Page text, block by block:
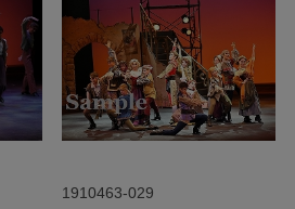
1910463-029